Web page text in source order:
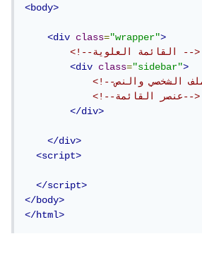
<body>
<div class="wrapper">
<!--القائمة العلوية -->
<div
class="sidebar">
<!--عنصر القائمة-->
</div>
</div>
<script>
</script>
</body>
</html>